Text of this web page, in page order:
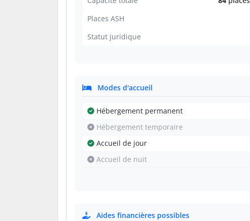
Places ASH
Statut juridique
Modes d'accueil
Hébergement permanent
Hébergement temporaire
Accueil de jour
Accueil de nuit
Aides financières possibles